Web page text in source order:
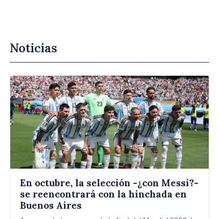
Noticias
En octubre, la selección -¿con Messi?-
se reencontrará con la hinchada en
Buenos Aires